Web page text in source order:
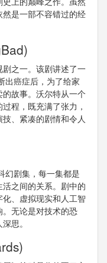
是一部不容错过的经
剧之一。该剧讲述了一
出癌症后，为了给家
故事。沃尔特从一个
程，既充满了张力，
、紧凑的剧情和令人
幻剧集，每一集都是
之间的关系。剧中的
、虚拟现实和人工智
无论是对技术的恐
思。